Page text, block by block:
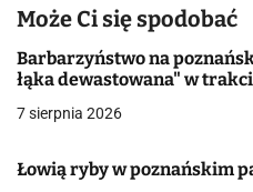
a
c
j
Może Ci się spodobać
Barbarzyństwo na
łąka dewastowana" w
7 sierpnia 2026
Łowią ryby w poznańskim